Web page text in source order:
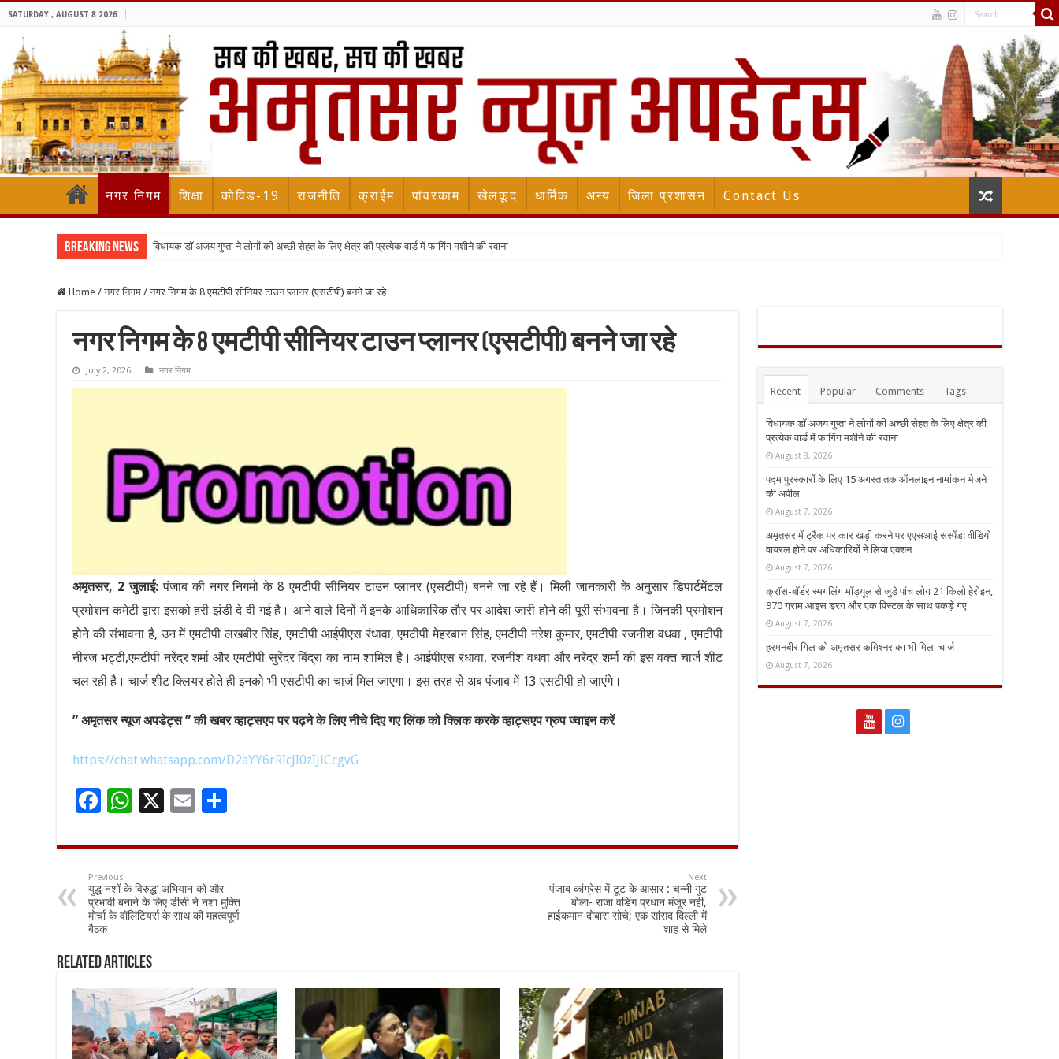
SATURDAY , AUGUST 8 2026
नगर निगम शिक्षा कोविड-19 राजनीति क्राईम पॉवरकाम खेलकूद धार्मिक अन्य जिला प्रशासन Contact Us
Breaking News विधायक डॉ अजय गुप्ता ने लोगों की अच्छी सेहत के लिए क्षेत्र की प्रत्येक वार्ड में फागिंग मशीने की रवाना
Home / नगर निगम / नगर निगम के 8 एमटीपी सीनियर टाउन प्लानर (एसटीपी) बनने जा रहे
नगर निगम के 8 एमटीपी सीनियर टाउन प्लानर (एसटीपी) बनने जा रहे
July 2, 2026 नगर निगम
अमृतसर, 2 जुलाई:पंजाब की नगर निगमो के 8 एमटीपी सीनियर टाउन प्लानर (एसटीपी) बनने जा रहे हैं। मिली जानकारी के अनुसार डिपार्टमेंटल
प्रमोशन कमेटी द्वारा इसको हरी झंडी दे दी गई है। आने वाले दिनों में इनके आधिकारिक तौर पर आदेश जारी होने की पूरी संभावना है। जिनकी प्रमोशन
होने की संभावना है, उन में एमटीपी लखबीर सिंह, एमटीपी आईपीएस रंधावा, एमटीपी मेहरबान सिंह, एमटीपी नरेश कुमार, एमटीपी रजनीश वधवा , एमटीपी
नीरज भट्टी,एमटीपी नरेंद्र शर्मा और एमटीपी सुरेंदर बिंद्रा का नाम शामिल है। आईपीएस रंधावा, रजनीश वधवा और नरेंद्र शर्मा की इस वक्त चार्ज शीट
चल रही है। चार्ज शीट क्लियर होते ही इनको भी एसटीपी का चार्ज मिल जाएगा। इस तरह से अब पंजाब में 13 एसटीपी हो जाएंगे।
” अमृतसर न्यूज अपडेट्स ” की खबर व्हाट्सएप पर पढ़ने के लिए नीचे दिए गए लिंक को क्लिक करके व्हाट्सएप ग्रुप ज्वाइन करें
https://chat.whatsapp.com/D2aYY6rRIcJI0zIJlCcgvG
F
e
b
o
o
k
W
at
sA
p
p
X
E
ai ar
Previous
युद्ध नशों के विरुद्ध’ अभियान को और
प्रभावी बनाने के लिए डीसी ने नशा मुक्ति
मोर्चा के वॉलिंटियर्स के साथ की महत्वपूर्ण
बैठक
Next
पंजाब कांग्रेस में टूट के आसार : चन्नी गुट
बोला- राजा वडिंग प्रधान मंजूर नहीं,
हाईकमान दोबारा सोचे; एक सांसद दिल्ली में
शाह से मिले
Related Articles
Recent Popular Comments Tags
विधायक डॉ अजय गुप्ता ने लोगों की अच्छी सेहत के लिए क्षेत्र की
प्रत्येक वार्ड में फागिंग मशीने की रवाना
August 8, 2026
पद्म पुरस्कारों के लिए 15 अगस्त तक ऑनलाइन नामांकन भेजने
की अपील
August 7, 2026
अमृतसर में ट्रैक पर कार खड़ी करने पर एएसआई सस्पेंड: वीडियो
वायरल होने पर अधिकारियों ने लिया एक्शन
August 7, 2026
क्रॉस-बॉर्डर स्मगलिंग मॉड्यूल से जुड़े पांच लोग 21 किलो हेरोइन,
970 ग्राम आइस ड्रग और एक पिस्टल के साथ पकड़े गए
August 7, 2026
हरमनबीर गिल को अमृतसर कमिश्नर का भी मिला चार्ज
August 7, 2026